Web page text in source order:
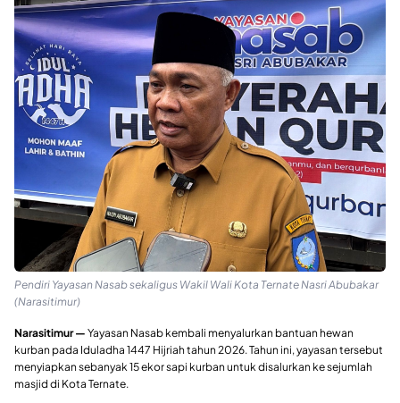
Pendiri Yayasan Nasab sekaligus Wakil Wali Kota Ternate Nasri Abubakar
(Narasitimur)
Narasitimur — Yayasan Nasab kembali menyalurkan bantuan hewan
kurban pada Iduladha 1447 Hijriah tahun 2026. Tahun ini, yayasan tersebut
menyiapkan sebanyak 15 ekor sapi kurban untuk disalurkan ke sejumlah
masjid di Kota Ternate.